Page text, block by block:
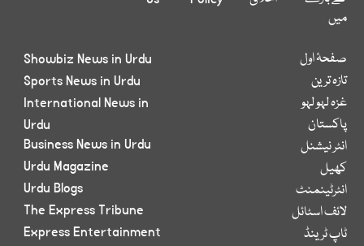
میں
صفحۂ اول
تازہ ترین
غزہ لہو لہو
پاکستان
انٹر نیشنل
کھیل
انٹرٹینمنٹ
لائف اسٹائل
ٹاپ ٹرینڈ
Showbiz News in Urdu
Sports News in Urdu
International News in
Urdu
Business News in Urdu
Urdu Magazine
Urdu Blogs
The Express Tribune
Express Entertainment